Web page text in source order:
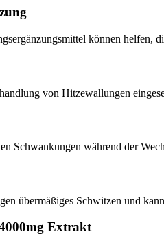
können helfen,
von Hitzewallungen
Schwankungen während der
übermäßiges Schwitzen und
Extrakt